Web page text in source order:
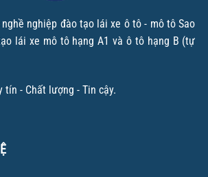
nghiệp đào tạo lái xe ô tô - mô tô Sao
lái xe mô tô hạng A1 và ô tô hạng B (tự
tín - Chất lượng - Tin cậy.